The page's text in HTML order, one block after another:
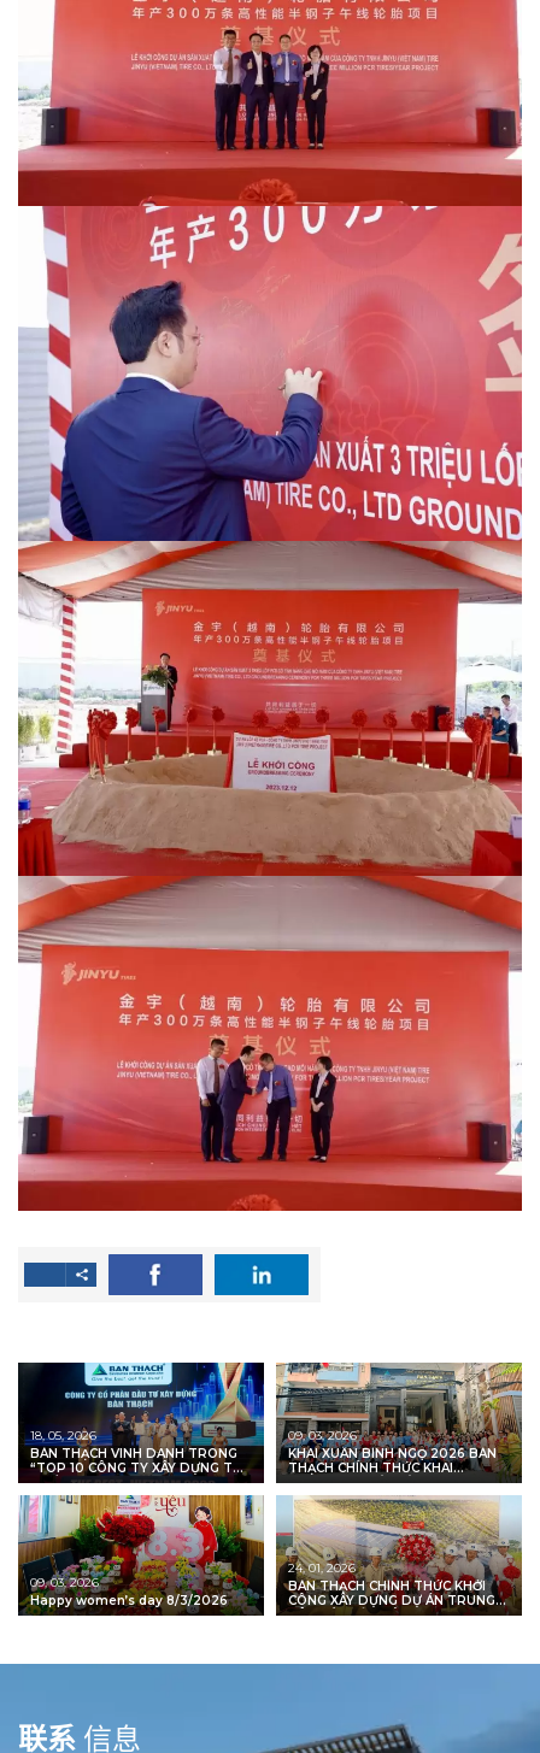
18, 05, 2026
BÀN THẠCH VINH DANH TRONG
“TOP 10 CÔNG TY XÂY DỰNG TỐT
NHẤT VIỆT NAM 2026”
09, 03, 2026
KHAI XUÂN BÍNH NGỌ 2026 BÀN
THẠCH CHÍNH THỨC KHAI
TRƯƠNG – KHỞI MỞ VẬN HỘI,
VỮNG BƯỚC TIÊN PHONG
09, 03, 2026
Happy women’s day 8/3/2026
24, 01, 2026
BÀN THẠCH CHÍNH THỨC KHỞI
CÔNG XÂY DỰNG DỰ ÁN TRUNG
TÂM CẮT XẢ THÉP CUỘN COIL
联系 信息